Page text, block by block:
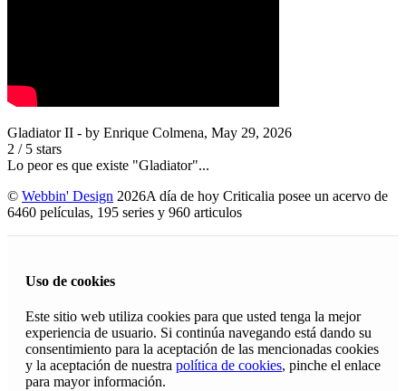
Gladiator II - by Enrique Colmena, May 29, 2026
2 / 5 stars
Lo peor es que existe "Gladiator"...
© Webbin' Design 2026A día de hoy Criticalia posee un acervo de
6460 películas, 195 series y 960 articulos
Uso de cookies
Este sitio web utiliza cookies para que usted tenga la mejor
experiencia de usuario. Si continúa navegando está dando su
consentimiento para la aceptación de las mencionadas cookies
y la aceptación de nuestra política de cookies, pinche el enlace
para mayor información.